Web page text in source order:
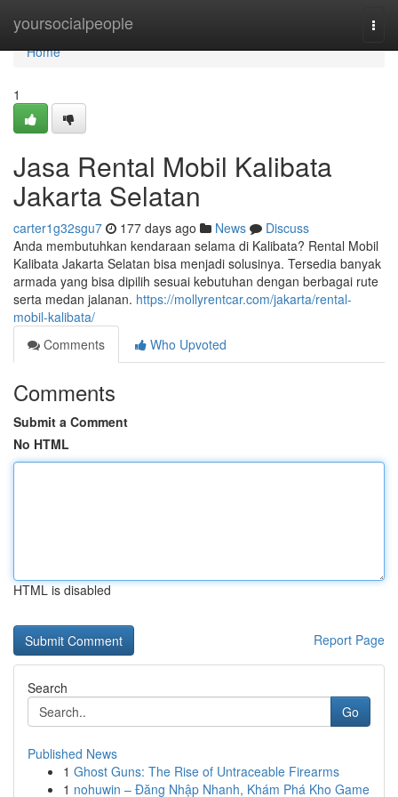
yoursocialpeople
Home
Home
1
Jasa Rental Mobil Kalibata
Jakarta Selatan
carter1g32sgu7 177 days ago News
Discuss
Anda membutuhkan kendaraan selama di Kalibata? Rental Mobil
Kalibata Jakarta Selatan bisa menjadi solusinya. Tersedia banyak
armada yang bisa dipilih sesuai kebutuhan dengan berbagai rute
serta medan jalanan. https://mollyrentcar.com/jakarta/rental-
mobil-kalibata/
Comments
Who Upvoted
Comments
Submit a Comment
No HTML
HTML is disabled
Report Page
Search
Go
Published News
1 Ghost Guns: The Rise of Untraceable Firearms
1 nohuwin – Đăng Nhập Nhanh, Khám Phá Kho Game